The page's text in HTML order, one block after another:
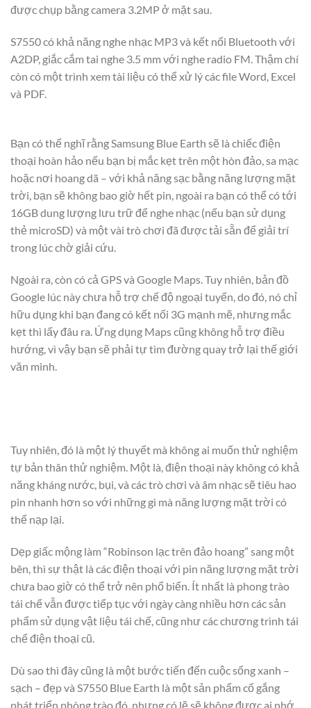
được chụp bằng camera 3.2MP ở mặt sau.
S7550 có khả năng nghe nhạc MP3 và kết nối Bluetooth với
A2DP, giắc cắm tai nghe 3.5 mm với nghe radio FM. Thậm chí
còn có một trình xem tài liệu có thể xử lý các file Word, Excel
và PDF.
Bạn có thể nghĩ rằng Samsung Blue Earth sẽ là chiếc điện
thoại hoàn hảo nếu bạn bị mắc kẹt trên một hòn đảo, sa mạc
hoặc nơi hoang dã – với khả năng sạc bằng năng lượng mặt
trời, bạn sẽ không bao giờ hết pin, ngoài ra bạn có thể có tới
16GB dung lượng lưu trữ để nghe nhạc (nếu bạn sử dụng
thẻ microSD) và một vài trò chơi đã được tải sẵn để giải trí
trong lúc chờ giải cứu.
Ngoài ra, còn có cả GPS và Google Maps. Tuy nhiên, bản đồ
Google lúc này chưa hỗ trợ chế độ ngoại tuyến, do đó, nó chỉ
hữu dụng khi bạn đang có kết nối 3G mạnh mẽ, nhưng mắc
kẹt thì lấy đâu ra. Ứng dụng Maps cũng không hỗ trợ điều
hướng, vì vậy bạn sẽ phải tự tìm đường quay trở lại thế giới
văn minh.
Tuy nhiên, đó là một lý thuyết mà không ai muốn thử nghiệm
tự bản thân thử nghiệm. Một là, điện thoại này không có khả
năng kháng nước, bụi, và các trò chơi và âm nhạc sẽ tiêu hao
pin nhanh hơn so với những gì mà năng lượng mặt trời có
thể nạp lại.
Dẹp giấc mộng làm “Robinson lạc trên đảo hoang” sang một
bên, thì sự thật là các điện thoại với pin năng lượng mặt trời
chưa bao giờ có thể trở nên phổ biến. Ít nhất là phong trào
tái chế vẫn được tiếp tục với ngày càng nhiều hơn các sản
phẩm sử dụng vật liệu tái chế, cũng như các chương trình tái
chế điện thoại cũ.
Dù sao thì đây cũng là một bước tiến đến cuộc sống xanh –
sạch – đẹp và S7550 Blue Earth là một sản phẩm cố gắng
phát triển phòng trào đó, nhưng có lẽ sẽ không được ai nhớ